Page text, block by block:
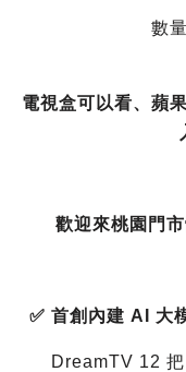
數
電視盒可以看、蘋
歡迎來桃園門
✅ 首創內建 AI 大
DreamTV 12